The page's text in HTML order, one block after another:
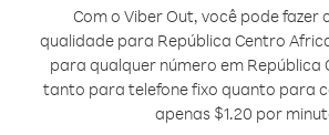
Com o Viber Out, você pode fazer
qualidade para República Centro
para qualquer número em República
tanto para telefone fixo quanto para
apenas $1.20 por